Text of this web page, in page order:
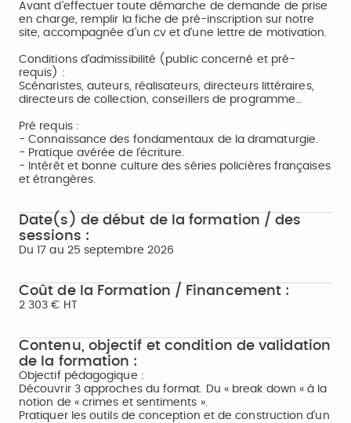
Avant d’effectuer toute démarche de demande de prise
en charge, remplir la fiche de pré-inscription sur notre
site, accompagnée d’un cv et d’une lettre de motivation.
Conditions d'admissibilité (public concerné et pré-
requis) :
Scénaristes, auteurs, réalisateurs, directeurs littéraires,
directeurs de collection, conseillers de programme…
Pré requis :
- Connaissance des fondamentaux de la dramaturgie.
- Pratique avérée de l’écriture.
- Intérêt et bonne culture des séries policières françaises
et étrangères.
Date(s) de début de la formation / des
sessions :
Du 17 au 25 septembre 2026
Coût de la Formation / Financement :
2 303 € HT
Contenu, objectif et condition de validation
de la formation :
Objectif pédagogique :
Découvrir 3 approches du format. Du « break down « à la
notion de « crimes et sentiments ».
Pratiquer les outils de conception et de construction d’un